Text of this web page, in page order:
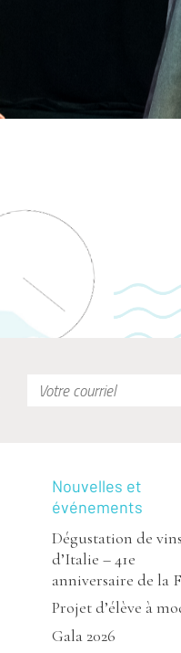
Nouvelles et
événements
Dégustation de vins
d’Italie – 41e
anniversaire de la
Projet d’élève à
Gala 2026